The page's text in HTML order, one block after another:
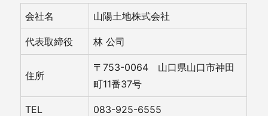
会社名 山陽土地株式会社
代表取締役 林 公司
住所
〒753-0064 山口県山口市神田
町11番37号
TEL 083-925-6555